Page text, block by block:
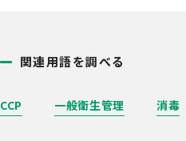
関連用語を調べる
CCP 一般衛生管理 消毒